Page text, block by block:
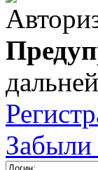
Забыли